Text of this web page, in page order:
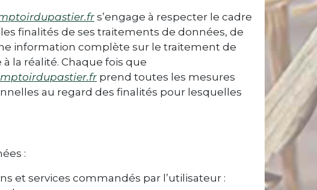
s’engage à respecter le cadre
finalités de ses traitements de données, de
information complète sur le traitement de
la réalité. Chaque fois que
prend toutes les mesures
au regard des finalités pour lesquelles
:
et services commandés par l’utilisateur :